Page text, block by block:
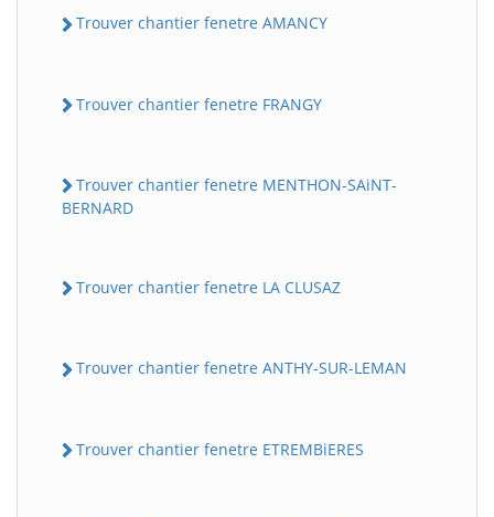
Trouver chantier fenetre AMANCY
Trouver chantier fenetre FRANGY
Trouver chantier fenetre MENTHON-SAiNT-
BERNARD
Trouver chantier fenetre LA CLUSAZ
Trouver chantier fenetre ANTHY-SUR-LEMAN
Trouver chantier fenetre ETREMBiERES